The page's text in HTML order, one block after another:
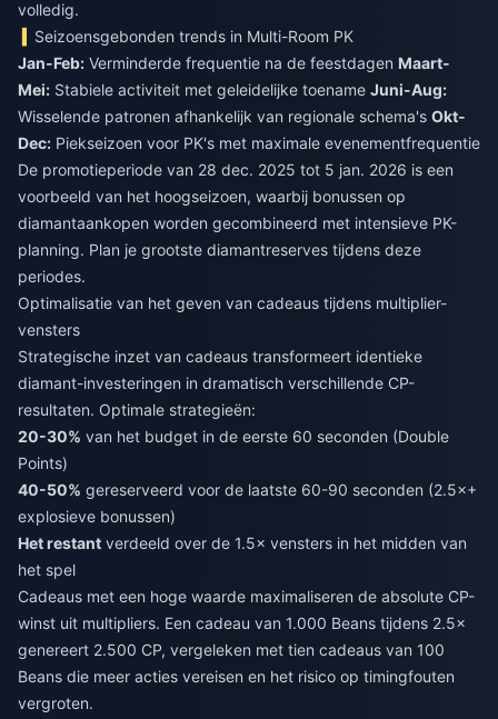
volledig.
Seizoensgebonden trends in Multi-Room PK
Jan-Feb: Verminderde frequentie na de feestdagen Maart-
Mei: Stabiele activiteit met geleidelijke toename Juni-Aug:
Wisselende patronen afhankelijk van regionale schema's Okt-
Dec: Piekseizoen voor PK's met maximale evenementfrequentie
De promotieperiode van 28 dec. 2025 tot 5 jan. 2026 is een
voorbeeld van het hoogseizoen, waarbij bonussen op
diamantaankopen worden gecombineerd met intensieve PK-
planning. Plan je grootste diamantreserves tijdens deze
periodes.
Optimalisatie van het geven van cadeaus tijdens multiplier-
vensters
Strategische inzet van cadeaus transformeert identieke
diamant-investeringen in dramatisch verschillende CP-
resultaten. Optimale strategieën:
20-30% van het budget in de eerste 60 seconden (Double
Points)
40-50% gereserveerd voor de laatste 60-90 seconden (2.5×+
explosieve bonussen)
Het restant verdeeld over de 1.5× vensters in het midden van
het spel
Cadeaus met een hoge waarde maximaliseren de absolute CP-
winst uit multipliers. Een cadeau van 1.000 Beans tijdens 2.5×
genereert 2.500 CP, vergeleken met tien cadeaus van 100
Beans die meer acties vereisen en het risico op timingfouten
vergroten.